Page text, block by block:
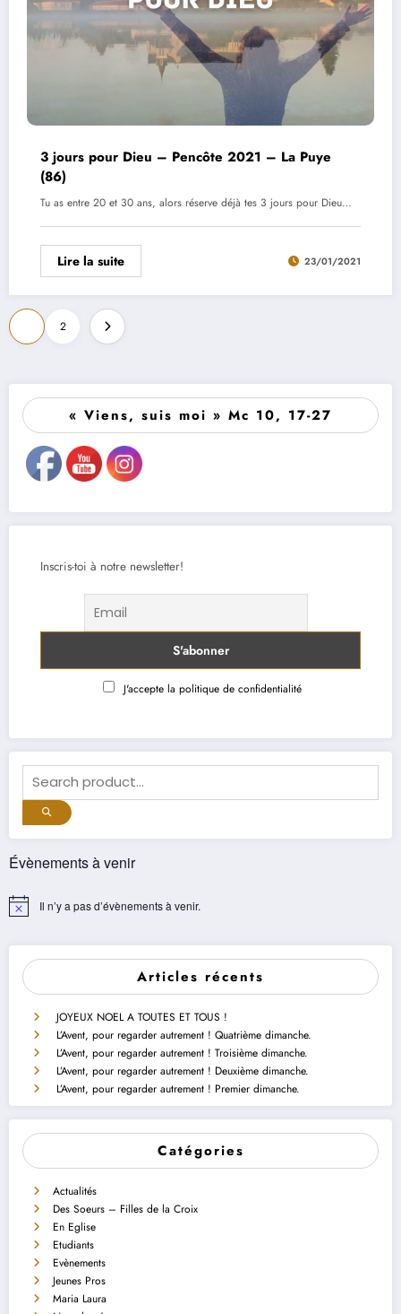
3 jours pour Dieu – Pencôte 2021 – La Puye
(86)
Tu as entre 20 et 30 ans, alors réserve déjà tes 3 jours pour Dieu…
Lire la suite 23/01/2021
Pagination
des
publications
2
« Viens, suis moi » Mc 10, 17-27
Inscris-toi à notre newsletter!
J'accepte la politique de confidentialité
Évènements à venir
Notice Il n’y a pas d’évènements à venir.
Articles récents
JOYEUX NOEL A TOUTES ET TOUS !
L’Avent, pour regarder autrement ! Quatrième dimanche.
L’Avent, pour regarder autrement ! Troisième dimanche.
L’Avent, pour regarder autrement ! Deuxième dimanche.
L’Avent, pour regarder autrement ! Premier dimanche.
Catégories
Actualités
Des Soeurs – Filles de la Croix
En Eglise
Etudiants
Evènements
Jeunes Pros
Maria Laura